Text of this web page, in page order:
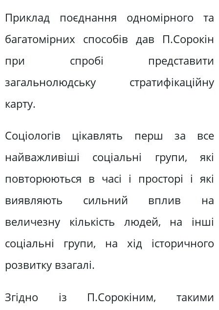
Приклад поєднання одномірного та
багатомірних способів дав П.Сорокін
при спробі представити
загальнолюдську стратифікаційну
карту.
Соціологів цікавлять перш за все
найважливіші соціальні групи, які
повторюються в часі і просторі і які
виявляють сильний вплив на
величезну кількість людей, на інші
соціальні групи, на хід історичного
розвитку взагалі.
Згідно із П.Сорокіним, такими